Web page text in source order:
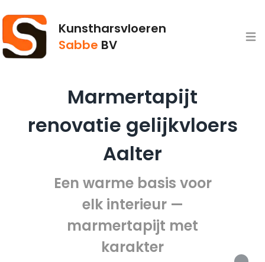
Kunstharsvloeren
Sabbe BV
Marmertapijt
renovatie gelijkvloers
Aalter
Een warme basis voor
elk interieur —
marmertapijt met
karakter